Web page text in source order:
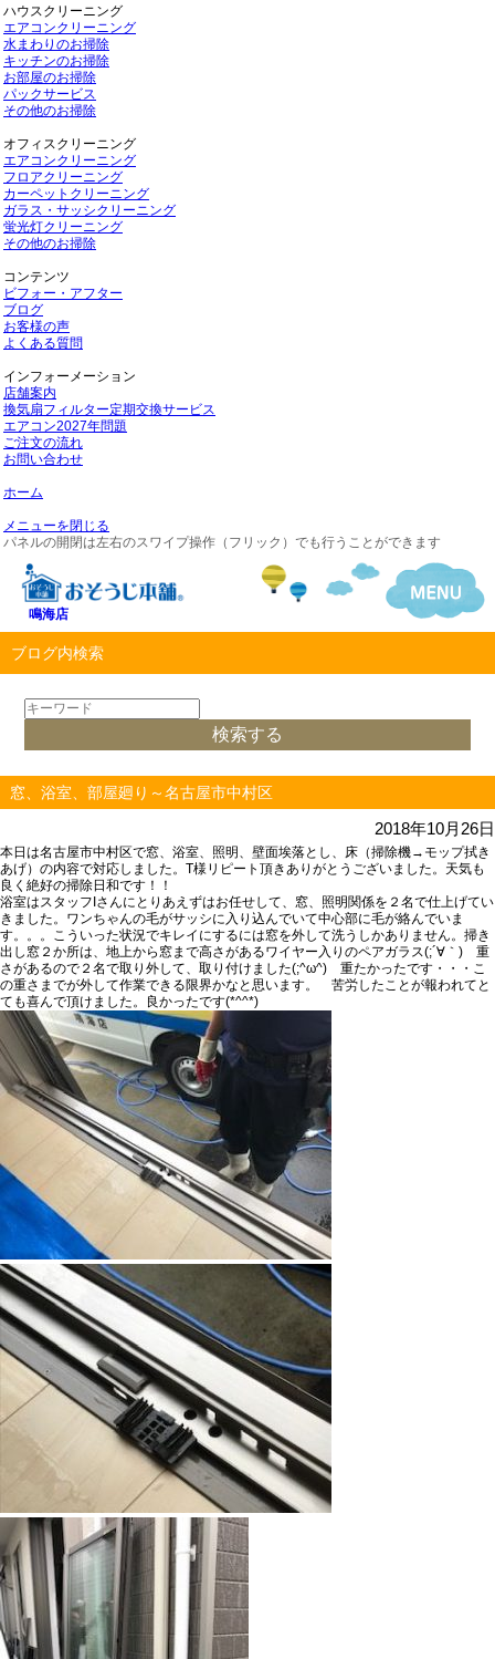
ハウスクリーニング
エアコンクリーニング
水まわりのお掃除
キッチンのお掃除
お部屋のお掃除
パックサービス
その他のお掃除
オフィスクリーニング
エアコンクリーニング
フロアクリーニング
カーペットクリーニング
ガラス・サッシクリーニング
蛍光灯クリーニング
その他のお掃除
コンテンツ
ビフォー・アフター
ブログ
お客様の声
よくある質問
インフォーメーション
店舗案内
換気扇フィルター定期交換サービス
エアコン2027年問題
ご注文の流れ
お問い合わせ
ホーム
メニューを閉じる
パネルの開閉は左右のスワイプ操作（フリック）でも行うことができます
鳴海店
ブログ内検索
窓、浴室、部屋廻り～名古屋市中村区
2018年10月26日
本日は名古屋市中村区で窓、浴室、照明、壁面埃落とし、床（掃除機→モップ拭き
あげ） の内容で対応しました。T様リピート頂きありがとうございました。天気も
良く絶好の掃除日和です！！
浴室はスタッフIさんにとりあえずはお任せして、窓、照明関係を２名で仕上げてい
きました。 ワンちゃんの毛がサッシに入り込んでいて中心部に毛が絡んでいま
す。。。 こういった状況でキレイにするには窓を外して洗う しかありません。掃き
出し窓２か所は、 地上から窓まで高さがあるワイヤー入りのペアガラス(;´∀｀) 重
さがあるので２名で取り外して、取り付けました(;^ω^) 重たかったです・・・こ
の重さまでが外して作業できる限界かなと思います。 苦労したことが報われてと
ても喜んで頂けました。良かったです(*^^*)